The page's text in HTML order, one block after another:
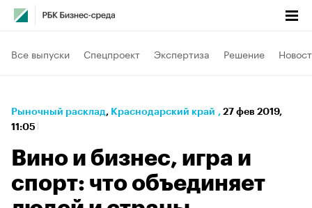
Все выпуски Спецпроект Экспертиза Решение
Рыночный расклад⁠, Краснодарский край , 27 фев 2019,
11:05
Вино и бизнес, игра и
спорт: что объединяет